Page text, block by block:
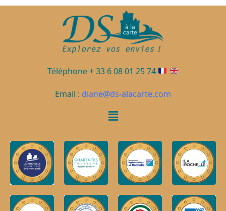
Téléphone + 33 6 08 01 25 74
Email : diane@ds-alacarte.com